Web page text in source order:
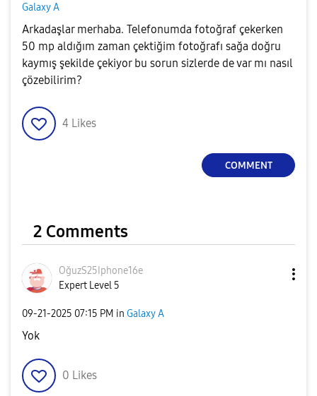
Galaxy A
Arkadaşlar merhaba. Telefonumda fotoğraf çekerken
50 mp aldığım zaman çektiğim fotoğrafı sağa doğru
kaymış şekilde çekiyor bu sorun sizlerde de var mı nasıl
çözebilirim?
4 Likes
COMMENT
2 Comments
OğuzS25Iphone16e
Expert Level 5
‎09-21-2025 07:15 PM in Galaxy A
Yok
0 Likes